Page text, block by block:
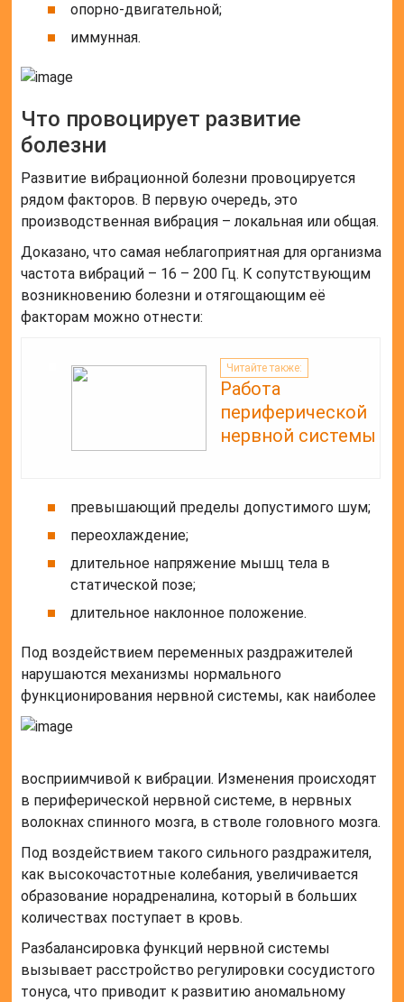
опорно-двигательной;
иммунная.
Что провоцирует развитие
болезни
Развитие вибрационной болезни провоцируется
рядом факторов. В первую очередь, это
производственная вибрация – локальная или общая.
Доказано, что самая неблагоприятная для организма
частота вибраций – 16 – 200 Гц. К сопутствующим
возникновению болезни и отягощающим её
факторам можно отнести:
Читайте также:
Работа
периферической
нервной системы
превышающий пределы допустимого шум;
переохлаждение;
длительное напряжение мышц тела в
статической позе;
длительное наклонное положение.
Под воздействием переменных раздражителей
нарушаются механизмы нормального
функционирования нервной системы, как наиболее
восприимчивой к вибрации. Изменения происходят
в периферической нервной системе, в нервных
волокнах спинного мозга, в стволе головного мозга.
Под воздействием такого сильного раздражителя,
как высокочастотные колебания, увеличивается
образование норадреналина, который в больших
количествах поступает в кровь.
Разбалансировка функций нервной системы
вызывает расстройство регулировки сосудистого
тонуса, что приводит к развитию аномальному